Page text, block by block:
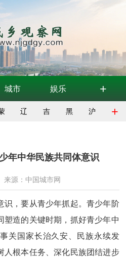
城市 娱乐 +
辽 吉 黑 沪 +
年中华民族共同体意识
来源：中国城市网
，要从青少年抓起。青少年阶
造的关键时期，抓好青少年中
关国家长治久安、民族永续发
人根本任务、深化民族团结进步